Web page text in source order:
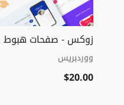
زوكس - صفحات هبوط
ووردبريس
$20.00